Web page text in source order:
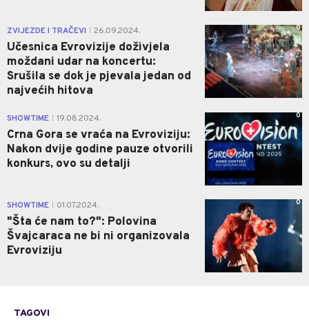
ZVIJEZDE I TRAČEVI 26.09.2024.
Učesnica Evrovizije doživjela
moždani udar na koncertu:
Srušila se dok je pjevala jedan od
najvećih hitova
0
SHOWTIME 19.08.2024.
Crna Gora se vraća na Evroviziju:
Nakon dvije godine pauze otvorili
konkurs, ovo su detalji
0
SHOWTIME 01.07.2024.
"Šta će nam to?": Polovina
Švajcaraca ne bi ni organizovala
Evroviziju
0
TAGOVI